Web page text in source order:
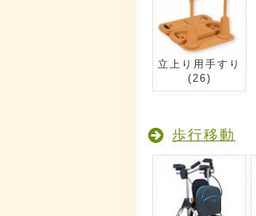
立上り用手すり
(26)
歩行移動